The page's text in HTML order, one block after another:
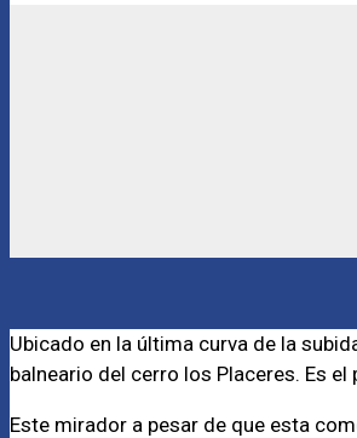
Ubicado en la última curva de la
balneario del cerro los Placeres. Es
Este mirador a pesar de que esta